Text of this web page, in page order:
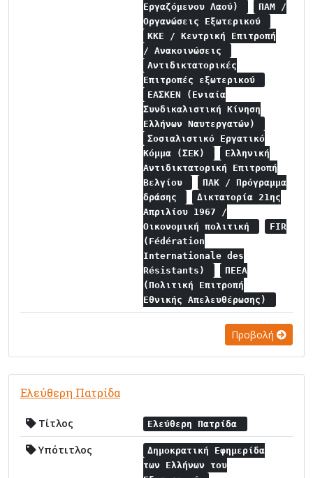
Εργαζόμενου Λαού)
ΠΑΜ /
Οργανώσεις Εξωτερικού
ΚΚΕ / Κεντρική Επιτροπή
/ Ανακοινώσεις
Αντιδικτατορικές
Επιτροπές εξωτερικού
ΕΑΣΚΕΝ (Ενιαία
Συνδικαλιστική Κίνηση
Ελλήνων Ναυτεργατών)
Σοσιαλιστικό Εργατικό
Κόμμα (ΣΕΚ)
Ελληνική
Αντιδικτατορική Επιτροπή
Βελγίου
ΠΑΚ / Πρόγραμμα
δράσης
Δικτατορία 21ης
Απριλίου 1967 /
Οικονομική πολιτική
FIR
(Fédération
Internationale des
Résistants)
ΠΕΕΑ
(Πολιτική Επιτροπή
Εθνικής Απελευθέρωσης)
Προβολή
Ελεύθερη Πατρίδα
Τίτλος Ελεύθερη Πατρίδα
Υπότιτλος
Δημοκρατική Εφημερίδα
των Ελλήνων του